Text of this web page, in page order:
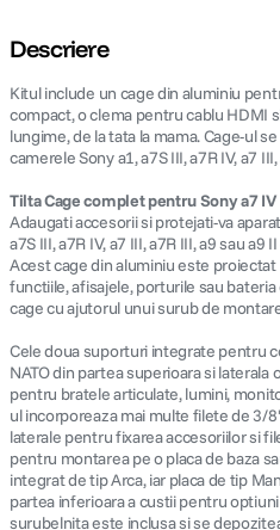
Descriere
Kitul include un cage din aluminiu
compact, o clema pentru cablu HDMI
lungime, de la tata la mama. Cage-ul
camerele Sony a1, a7S III, a7R IV, a7
Tilta Cage complet pentru Sony a7 IV
Adaugati accesorii si protejati-va
a7S III, a7R IV, a7 III, a7R III, a9 sau
Acest cage din aluminiu este
functiile, afisajele, porturile sau
cage cu ajutorul unui surub de
Cele doua suporturi integrate pentru
NATO din partea superioara si
pentru bratele articulate, lumini,
ul incorporeaza mai multe filete de 3/
laterale pentru fixarea accesoriilor si
pentru montarea pe o placa de baza
integrat de tip Arca, iar placa de tip
partea inferioara a custii pentru
surubelnita este inclusa si se